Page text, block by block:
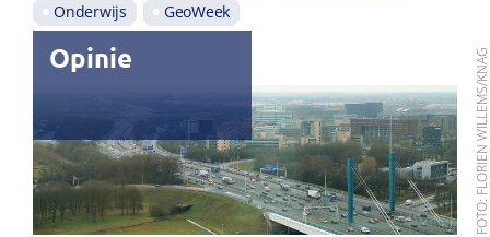
Onderwijs GeoWeek
Opinie FOTO: FLORIEN WILLEMS/KNAG